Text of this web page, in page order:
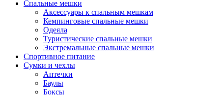
Спальные мешки
Аксессуары к спальным мешкам
Кемпинговые спальные мешки
Одеяла
Туристические спальные мешки
Экстремальные спальные мешки
Спортивное питание
Сумки и чехлы
Аптечки
Баулы
Боксы